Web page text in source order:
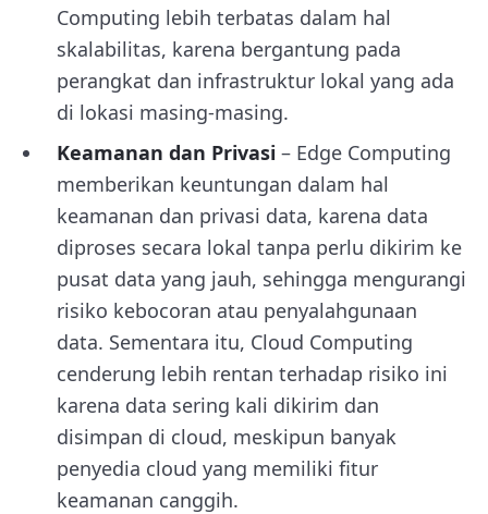
Computing lebih terbatas dalam hal
skalabilitas, karena bergantung pada
perangkat dan infrastruktur lokal yang ada
di lokasi masing-masing.
Keamanan dan Privasi – Edge Computing
memberikan keuntungan dalam hal
keamanan dan privasi data, karena data
diproses secara lokal tanpa perlu dikirim ke
pusat data yang jauh, sehingga mengurangi
risiko kebocoran atau penyalahgunaan
data. Sementara itu, Cloud Computing
cenderung lebih rentan terhadap risiko ini
karena data sering kali dikirim dan
disimpan di cloud, meskipun banyak
penyedia cloud yang memiliki fitur
keamanan canggih.